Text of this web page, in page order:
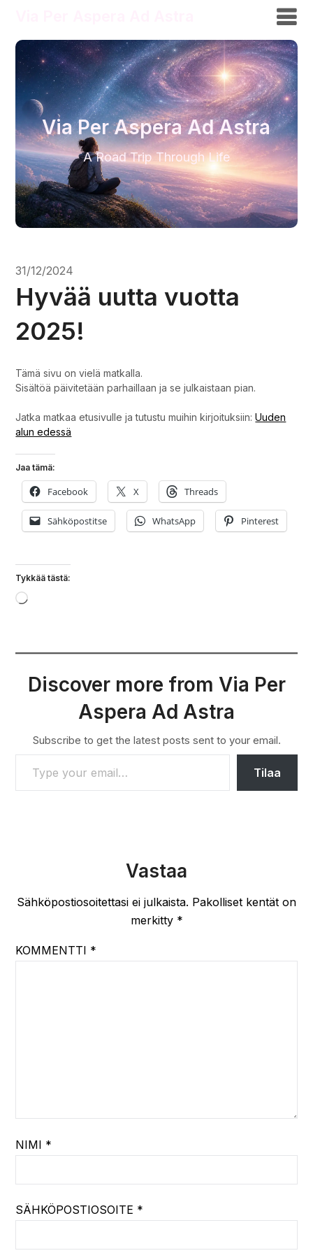
Via Per Aspera Ad Astra
A Road Trip Through Life
31/12/2024
Hyvää uutta vuotta
2025!
Tämä sivu on vielä matkalla.
Sisältöä päivitetään parhaillaan ja se julkaistaan pian.
Jatka matkaa etusivulle ja tutustu muihin kirjoituksiin:Uuden
alun edessä
Jaa tämä:
Facebook X Threads
Sähköpostitse WhatsApp Pinterest
Tykkää tästä:
Loading…
Discover more from Via Per
Aspera Ad Astra
Subscribe to get the latest posts sent to your email.
TYPE YOUR EMAIL…
Tilaa
Vastaa
Sähköpostiosoitettasi ei julkaista. Pakolliset kentät on
merkitty *
KOMMENTTI *
NIMI *
SÄHKÖPOSTIOSOITE *